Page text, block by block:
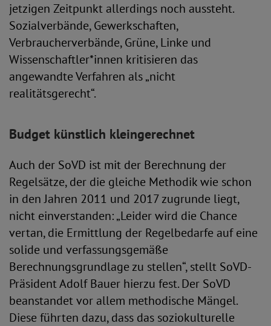
jetzigen Zeitpunkt allerdings noch aussteht.
Sozialverbände, Gewerkschaften,
Verbraucherverbände, Grüne, Linke und
Wissenschaftler*innen kritisieren das
angewandte Verfahren als „nicht
realitätsgerecht“.
Budget künstlich kleingerechnet
Auch der SoVD ist mit der Berechnung der
Regelsätze, der die gleiche Methodik wie schon
in den Jahren 2011 und 2017 zugrunde liegt,
nicht einverstanden: „Leider wird die Chance
vertan, die Ermittlung der Regelbedarfe auf eine
solide und verfassungsgemäße
Berechnungsgrundlage zu stellen“, stellt SoVD-
Präsident Adolf Bauer hierzu fest. Der SoVD
beanstandet vor allem methodische Mängel.
Diese führten dazu, dass das soziokulturelle